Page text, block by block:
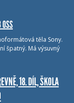
těla Sony.
špatný. Má výsuvný
18. DÍL, ŠKOLA